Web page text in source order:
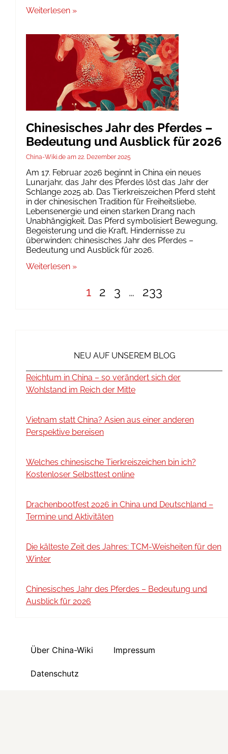
Weiterlesen »
Chinesisches Jahr des Pferdes –
Bedeutung und Ausblick für 2026
China-Wiki.de 22. Dezember 2025
Am 17. Februar 2026 beginnt in China ein neues
Lunarjahr, das Jahr des Pferdes löst das Jahr der
Schlange 2025 ab. Das Tierkreiszeichen Pferd steht
in der chinesischen Tradition für Freiheitsliebe,
Lebensenergie und einen starken Drang nach
Unabhängigkeit. Das Pferd symbolisiert Bewegung,
Begeisterung und die Kraft, Hindernisse zu
überwinden: chinesisches Jahr des Pferdes –
Bedeutung und Ausblick für 2026.
Weiterlesen »
1 2 3 … 233
NEU AUF UNSEREM BLOG
Reichtum in China – so verändert sich der
Wohlstand im Reich der Mitte
Vietnam statt China? Asien aus einer anderen
Perspektive bereisen
Welches chinesische Tierkreiszeichen bin ich?
Kostenloser Selbsttest online
Drachenbootfest 2026 in China und Deutschland –
Termine und Aktivitäten
Die kälteste Zeit des Jahres: TCM-Weisheiten für den
Winter
Chinesisches Jahr des Pferdes – Bedeutung und
Ausblick für 2026
Über China-Wiki Impressum
Datenschutz